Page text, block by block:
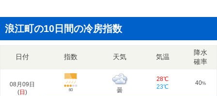
浪江町の10日間の冷房指数
日付 指数 天気 気温
降水
確率
08月09日
(日 ) 60 曇
28℃
23℃
40%